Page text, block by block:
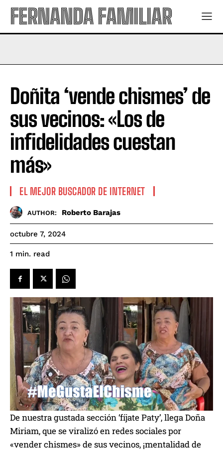
FERNANDA FAMILIAR
Doñita ‘vende chismes’ de
sus vecinos: «Los de
infidelidades cuestan
más»
EL MEJOR BUSCADOR DE INTERNET
AUTHOR: Roberto Barajas
octubre 7, 2024
1 min. read
De nuestra gustada sección ‘fíjate Paty’, llega Doña
Miriam, que se viralizó en redes sociales por
«vender chismes» de sus vecinos, ¡mentalidad de